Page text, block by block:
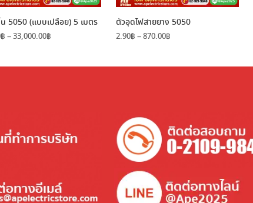
5050 (แบบเปลือย) 5 เมตร
฿ –33,000.00฿
through
ตัวอุดไฟสายยาง 5050
2.90฿ –870.00฿Price
through